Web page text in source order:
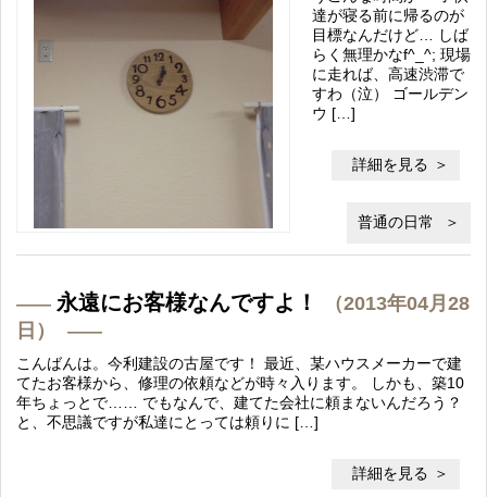
達が寝る前に帰るのが
目標なんだけど… しば
らく無理かなf^_^; 現場
に走れば、高速渋滞で
すわ（泣） ゴールデン
ウ […]
詳細を見る
普通の日常
永遠にお客様なんですよ！
（2013年04月28
日）
こんばんは。今利建設の古屋です！ 最近、某ハウスメーカーで建
てたお客様から、修理の依頼などが時々入ります。 しかも、築10
年ちょっとで…… でもなんで、建てた会社に頼まないんだろう？
と、不思議ですが私達にとっては頼りに […]
詳細を見る